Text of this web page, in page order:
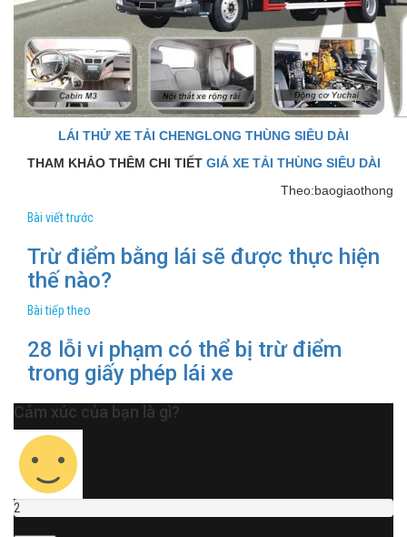
LÁI THỬ XE TẢI CHENGLONG THÙNG SIÊU DÀI
THAM KHẢO THÊM CHI TIẾT GIÁ XE TẢI THÙNG SIÊU DÀI
Theo:baogiaothong
Bài viết trước
Trừ điểm bằng lái sẽ được thực hiện
thế nào?
Bài tiếp theo
28 lỗi vi phạm có thể bị trừ điểm
trong giấy phép lái xe
Cảm xúc của bạn là gì?
2